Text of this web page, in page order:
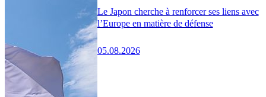
Le Japon cherche à renforcer ses liens avec
l’Europe en matière de défense
05.08.2026